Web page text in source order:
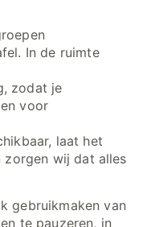
In de ruimte
zodat je
voor
laat het
zorgen wij dat alles
gebruikmaken van
te pauzeren, in